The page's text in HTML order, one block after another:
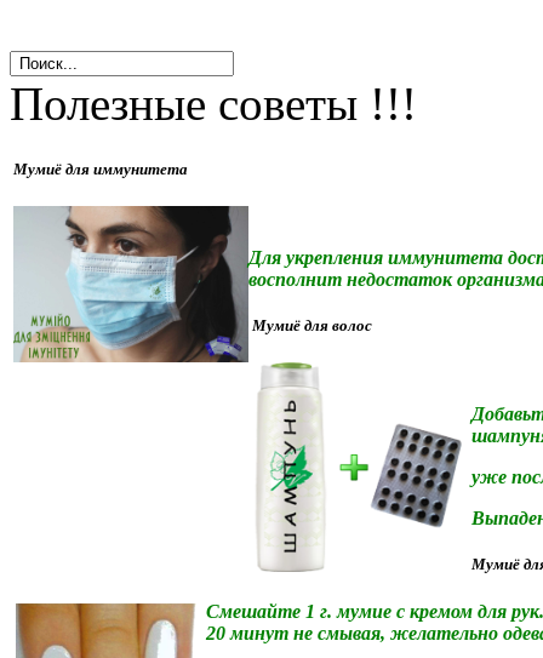
Полезные советы !!!
Мумиё для иммунитета
Для укрепления иммунитета
восполнит недостаток
Мумиё для волос
До
уже
Мумиё
Смешайте 1 г. мумие с кремом для
20 минут не смывая, желательно